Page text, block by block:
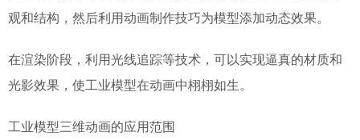
观和结构，然后利用动画制作技巧为模型添加动态效果。
在渲染阶段，利用光线追踪等技术，可以实现逼真的材质和
光影效果，使工业模型在动画中栩栩如生。
工业模型三维动画的应用范围